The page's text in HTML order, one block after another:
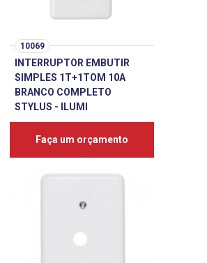
10069
INTERRUPTOR EMBUTIR
SIMPLES 1T+1TOM 10A
BRANCO COMPLETO
STYLUS - ILUMI
Faça um orçamento